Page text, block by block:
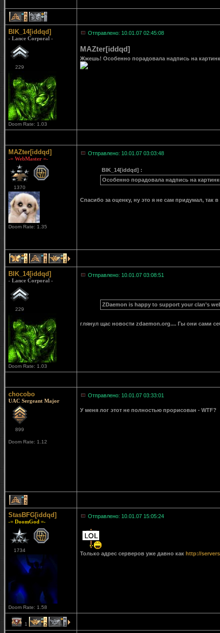
2 1
BIK_14[iddqd]
- Lance Corporal -
229
Doom Rate: 1.03
Отправлено: 10.01.07 02:45:08
MAZter[iddqd]
Жжешь! Особенно порадовала надпись на
MAZter[iddqd]
-= WebMaster =-
1370
Doom Rate: 1.35
Отправлено: 10.01.07 03:03:48
BIK_14[iddqd] :
Особенно порадовала надпись на
Спасибо за оценку, ну это я не сам придумал, так
1 1 1
BIK_14[iddqd]
- Lance Corporal -
229
Doom Rate: 1.03
Отправлено: 10.01.07 03:08:51
ZDaemon is happy to support your clan’s
глянул щас новости zdaemon.org.... Гы они сами
chocobo
UAC Sergeant Major
899
Doom Rate: 1.12
Отправлено: 10.01.07 03:33:01
У меня лог этот не полностью прорисован - WTF?
2
StasBFG[iddqd]
-= DoomGod =-
1734
Doom Rate: 1.58
Отправлено: 10.01.07 15:05:24
Только адрес серверов уже давно как http://
1 2 1